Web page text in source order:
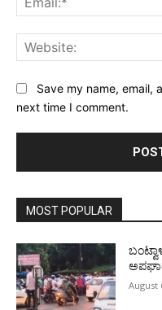
Save my name, email,
next time I comment.
MOST POPULAR
August